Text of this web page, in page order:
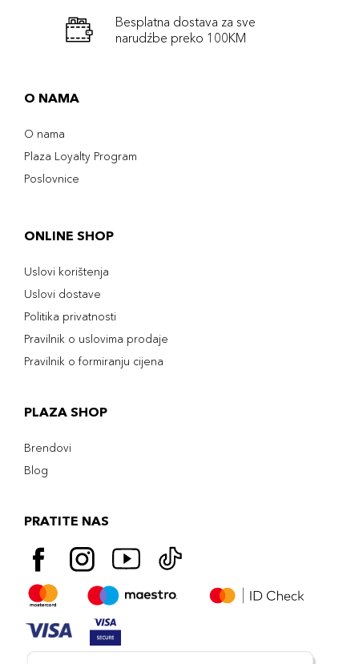
Besplatna dostava za sve
narudźbe preko 100KM
O NAMA
O nama
Plaza Loyalty Program
Poslovnice
ONLINE SHOP
Uslovi korištenja
Uslovi dostave
Politika privatnosti
Pravilnik o uslovima prodaje
Pravilnik o formiranju cijena
PLAZA SHOP
Brendovi
Blog
PRATITE NAS